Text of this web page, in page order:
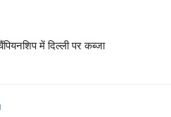
में दिल्ली पर कब्जा